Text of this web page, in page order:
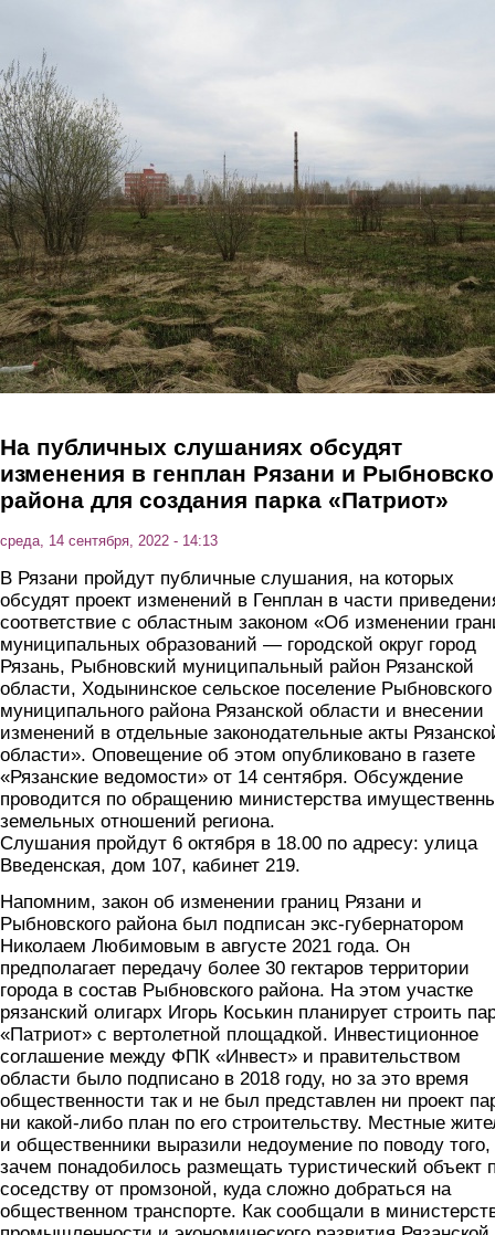
На публичных слушаниях обсудят
изменения в генплан Рязани и
района для создания парка «Патриот»
среда, 14 сентября, 2022 - 14:13
В Рязани пройдут публичные слушания, на которых
обсудят проект изменений в Генплан в части
соответствие с областным законом «Об изменении
муниципальных образований — городской округ город
Рязань, Рыбновский муниципальный район Рязанской
области, Ходынинское сельское поселение Рыбновского
муниципального района Рязанской области и внесении
изменений в отдельные законодательные акты
области». Оповещение об этом опубликовано в газете
«Рязанские ведомости» от 14 сентября. Обсуждение
проводится по обращению министерства
земельных отношений региона.
Слушания пройдут 6 октября в 18.00 по адресу: улица
Введенская, дом 107, кабинет 219.
Напомним, закон об изменении границ Рязани и
Рыбновского района был подписан экс-губернатором
Николаем Любимовым в августе 2021 года. Он
предполагает передачу более 30 гектаров территории
города в состав Рыбновского района. На этом участке
рязанский олигарх Игорь Коськин планирует строить
«Патриот» с вертолетной площадкой. Инвестиционное
соглашение между ФПК «Инвест» и правительством
области было подписано в 2018 году, но за это время
общественности так и не был представлен ни проект
ни какой-либо план по его строительству. Местные
и общественники выразили недоумение по поводу того,
зачем понадобилось размещать туристический объект
соседству от промзоной, куда сложно добраться на
общественном транспорте. Как сообщали в